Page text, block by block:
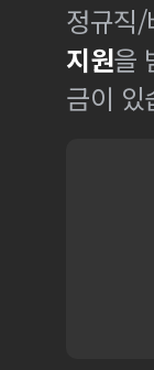
정규직/
지원을
금이 있